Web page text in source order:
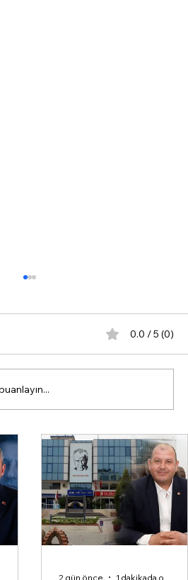
2 gün önce
Operasyon:
Dahil 16 Gözaltı
0.0 / 5 (0)